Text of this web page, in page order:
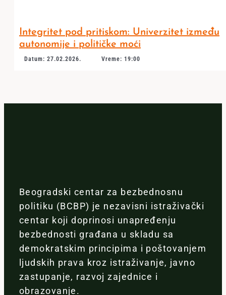
Integritet pod pritiskom: Univerzitet između
autonomije i političke moći
Datum: 27.02.2026. Vreme: 19:00
Beogradski centar za bezbednosnu
politiku (BCBP) je nezavisni istraživački
centar koji doprinosi unapređenju
bezbednosti građana u skladu sa
demokratskim principima i poštovanjem
ljudskih prava kroz istraživanje, javno
zastupanje, razvoj zajednice i
obrazovanje.